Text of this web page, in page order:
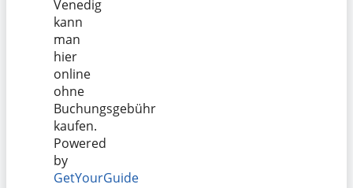
Venedig
kann
man
hier
online
ohne
Buchungsgebühr
kaufen.
Powered
by
GetYourGuide